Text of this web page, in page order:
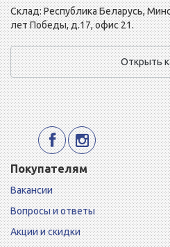
Склад: Республика Беларусь,
лет Победы, д.17, офис 21.
Открыть
Покупателям
Вакансии
Вопросы и ответы
Акции и скидки